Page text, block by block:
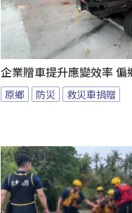
企業贈車提升應變效率 偏
原鄉 防災 救災車捐贈